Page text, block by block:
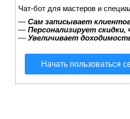
ю Чат-бот для мастеров и
— Сам записывает
— Персонализирует
— Увеличивает
Начать пользоваться